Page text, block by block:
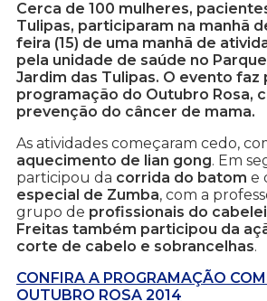
Cerca de 100 mulheres,
Tulipas, participaram na manhã
feira (15) de uma manhã de
pela unidade de saúde no
Jardim das Tulipas. O evento faz
programação do Outubro Rosa,
prevenção do câncer de mama.
As atividades começaram cedo,
aquecimento de lian gong. Em
participou da corrida do batom e
especial de Zumba, com a
grupo de profissionais do
Freitas também participou da
corte de cabelo e sobrancelhas.
CONFIRA A PROGRAMAÇÃO
OUTUBRO ROSA 2014